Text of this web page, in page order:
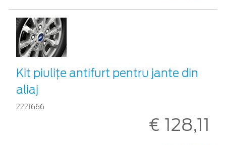
Kit piuliţe antifurt pentru jante din
aliaj
2221666
€ 128,11